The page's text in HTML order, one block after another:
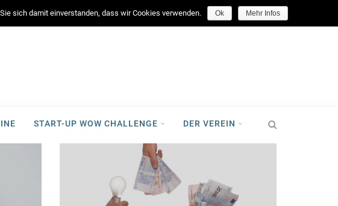
facebook
START-UP WOW CHALLENGE DER VEREIN
sich damit einverstanden, dass wir Cookies verwenden. Ok Mehr Infos